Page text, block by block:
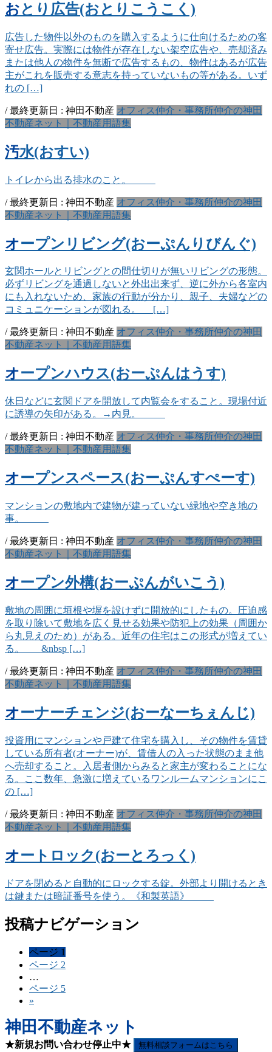
おとり広告(おとりこうこく)
広告した物件以外のものを購入するように仕向けるための客
寄せ広告。実際には物件が存在しない架空広告や、売却済み
または他人の物件を無断で広告するもの、物件はあるが広告
主がこれを販売する意志を持っていないもの等がある。いず
れの […]
/ 最終更新日 : 神田不動産 オフィス仲介・事務所仲介の神田
不動産ネット｜不動産用語集
汚水(おすい)
トイレから出る排水のこと。
/ 最終更新日 : 神田不動産 オフィス仲介・事務所仲介の神田
不動産ネット｜不動産用語集
オープンリビング(おーぷんりびんぐ)
玄関ホールとリビングとの間仕切りが無いリビングの形態。
必ずリビングを通過しないと外出出来ず、逆に外から各室内
にも入れないため、家族の行動が分かり、親子、夫婦などの
コミュニケーションが図れる。 […]
/ 最終更新日 : 神田不動産 オフィス仲介・事務所仲介の神田
不動産ネット｜不動産用語集
オープンハウス(おーぷんはうす)
休日などに玄関ドアを開放して内覧会をすること。現場付近
に誘導の矢印がある。→内見。
/ 最終更新日 : 神田不動産 オフィス仲介・事務所仲介の神田
不動産ネット｜不動産用語集
オープンスペース(おーぷんすぺーす)
マンションの敷地内で建物が建っていない緑地や空き地の
事。
/ 最終更新日 : 神田不動産 オフィス仲介・事務所仲介の神田
不動産ネット｜不動産用語集
オープン外構(おーぷんがいこう)
敷地の周囲に垣根や塀を設けずに開放的にしたもの。圧迫感
を取り除いて敷地を広く見せる効果や防犯上の効果（周囲か
ら丸見えのため）がある。近年の住宅はこの形式が増えてい
る。 &nbsp […]
/ 最終更新日 : 神田不動産 オフィス仲介・事務所仲介の神田
不動産ネット｜不動産用語集
オーナーチェンジ(おーなーちぇんじ)
投資用にマンションや戸建て住宅を購入し、その物件を賃貸
している所有者(オーナー)が、賃借人の入った状態のまま他
へ売却すること。入居者側からみると家主が変わることにな
る。ここ数年、急激に増えているワンルームマンションにこ
の […]
/ 最終更新日 : 神田不動産 オフィス仲介・事務所仲介の神田
不動産ネット｜不動産用語集
オートロック(おーとろっく)
ドアを閉めると自動的にロックする錠。外部より開けるとき
は鍵または暗証番号を使う。《和製英語》
投稿ナビゲーション
ページ 1
ページ 2
…
ページ 5
»
神田不動産ネット
★新規お問い合わせ停止中★ 無料相談フォームはこちら